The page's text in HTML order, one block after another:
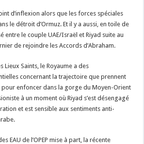
d’inflexion alors que les forces spéciales
le détroit d’Ormuz. Et il y a aussi, en toile de
entre le couple UAE/Israël et Riyad suite au
de rejoindre les Accords d’Abraham.
Lieux Saints, le Royaume a des
concernant la trajectoire que prennent
pour enfoncer dans la gorge du Moyen-Orient
à un moment où Riyad s’est désengagé
et est sensible aux sentiments anti-
EAU de l’OPEP mise à part, la récente